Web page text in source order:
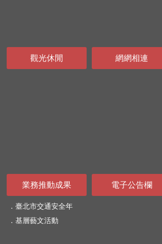
觀光休閒 網網相連
業務推動成果
臺北市交通安全年
基層藝文活動
電子公告欄